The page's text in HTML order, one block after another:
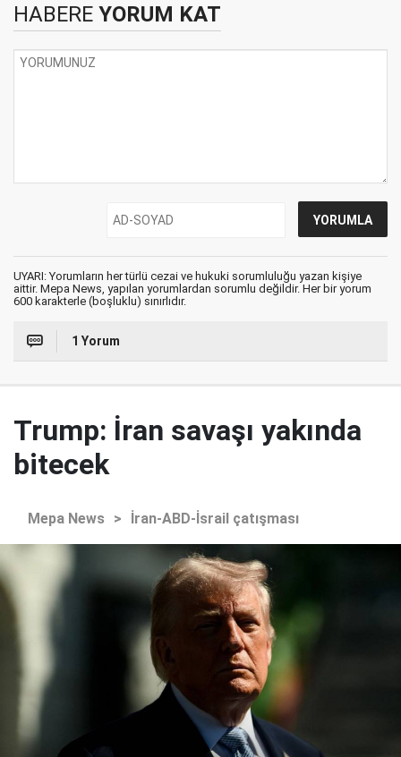
HABERE YORUM KAT
UYARI: Yorumların her türlü cezai ve hukuki sorumluluğu yazan kişiye
aittir. Mepa News, yapılan yorumlardan sorumlu değildir. Her bir yorum
600 karakterle (boşluklu) sınırlıdır.
1 Yorum
Trump: İran savaşı yakında
bitecek
Mepa News > İran-ABD-İsrail çatışması